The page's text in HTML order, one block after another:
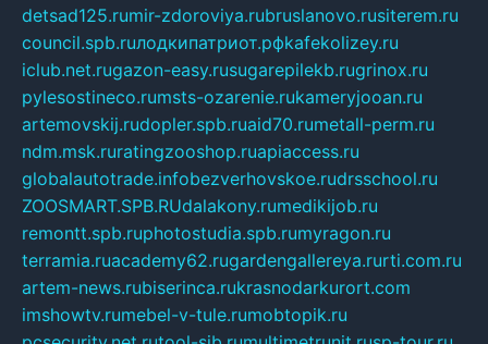
detsad125.rumir-zdoroviya.rubruslanovo.rusiterem.ru
council.spb.ruлодкипатриот.рфkafekolizey.ru
iclub.net.rugazon-easy.rusugarepilekb.rugrinox.ru
pylesostineco.rumsts-ozarenie.rukameryjooan.ru
artemovskij.rudopler.spb.ruaid70.rumetall-perm.ru
ndm.msk.ruratingzooshop.ruapiaccess.ru
globalautotrade.infobezverhovskoe.rudrsschool.ru
ZOOSMART.SPB.RUdalakony.rumedikijob.ru
remontt.spb.ruphotostudia.spb.rumyragon.ru
terramia.ruacademy62.rugardengallereya.rurti.com.ru
artem-news.rubiserinca.rukrasnodarkurort.com
imshowtv.rumebel-v-tule.rumobtopik.ru